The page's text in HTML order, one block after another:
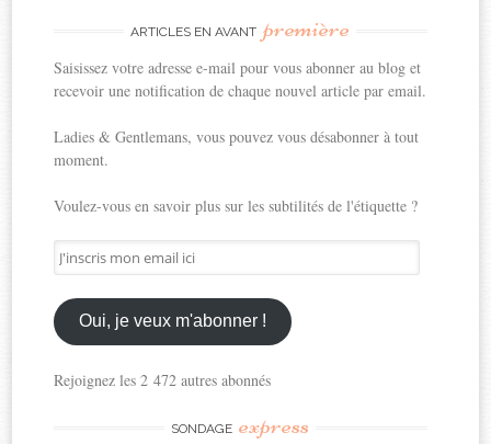
ARTICLES EN AVANT première
Saisissez votre adresse e-mail pour vous abonner au blog et
recevoir une notification de chaque nouvel article par email.
Ladies & Gentlemans, vous pouvez vous désabonner à tout
moment.
Voulez-vous en savoir plus sur les subtilités de l'étiquette ?
J'inscris
mon
email
ici
Oui, je veux m'abonner !
Rejoignez les 2 472 autres abonnés
SONDAGE express